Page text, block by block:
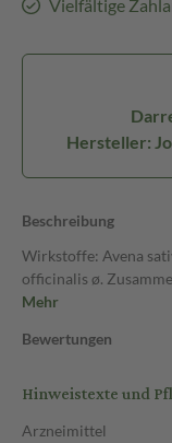
Vielfältige
Hersteller:
Beschreibung
Wirkstoffe: Avena
officinalis ø.
Mehr
Bewertungen
Hinweistexte und
Arzneimittel